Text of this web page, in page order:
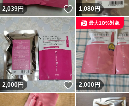
2,039円 いいね！
1,080円
2,000円 いいね！
2,000円
最大10%対象